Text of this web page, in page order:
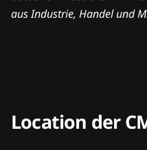
aus Industrie, Handel und
Location der